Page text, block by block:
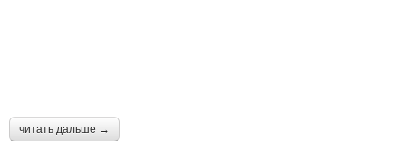
читать дальше →